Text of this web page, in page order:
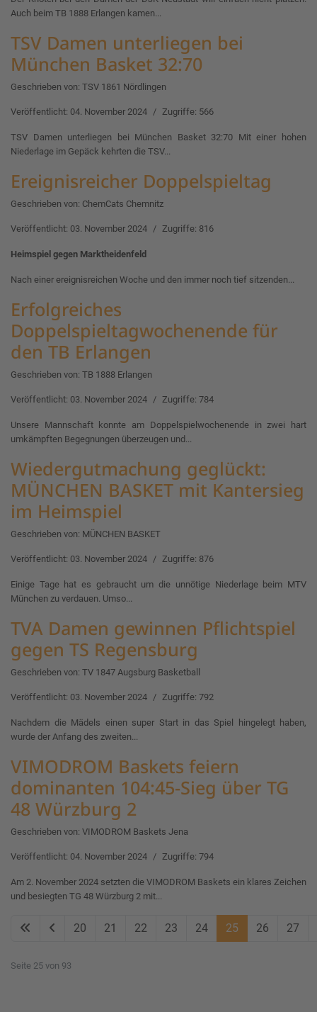
Auch beim TB 1888 Erlangen kamen...
TSV Damen unterliegen bei
München Basket 32:70
Geschrieben von: TSV 1861 Nördlingen
Veröffentlicht: 04. November 2024 Zugriffe: 566
TSV Damen unterliegen bei München Basket 32:70 Mit einer hohen
Niederlage im Gepäck kehrten die TSV...
Ereignisreicher Doppelspieltag
Geschrieben von: ChemCats Chemnitz
Veröffentlicht: 03. November 2024 Zugriffe: 816
Heimspiel gegen Marktheidenfeld
Nach einer ereignisreichen Woche und den immer noch tief sitzenden...
Erfolgreiches
Doppelspieltagwochenende für
den TB Erlangen
Geschrieben von: TB 1888 Erlangen
Veröffentlicht: 03. November 2024 Zugriffe: 784
Unsere Mannschaft konnte am Doppelspielwochenende in zwei hart
umkämpften Begegnungen überzeugen und...
Wiedergutmachung geglückt:
MÜNCHEN BASKET mit Kantersieg
im Heimspiel
Geschrieben von: MÜNCHEN BASKET
Veröffentlicht: 03. November 2024 Zugriffe: 876
Einige Tage hat es gebraucht um die unnötige Niederlage beim MTV
München zu verdauen. Umso...
TVA Damen gewinnen Pflichtspiel
gegen TS Regensburg
Geschrieben von: TV 1847 Augsburg Basketball
Veröffentlicht: 03. November 2024 Zugriffe: 792
Nachdem die Mädels einen super Start in das Spiel hingelegt haben,
wurde der Anfang des zweiten...
VIMODROM Baskets feiern
dominanten 104:45-Sieg über TG
48 Würzburg 2
Geschrieben von: VIMODROM Baskets Jena
Veröffentlicht: 04. November 2024 Zugriffe: 794
Am 2. November 2024 setzten die VIMODROM Baskets ein klares Zeichen
und besiegten TG 48 Würzburg 2 mit...
20 21 22 23 24 25 26 27
Seite 25 von 93